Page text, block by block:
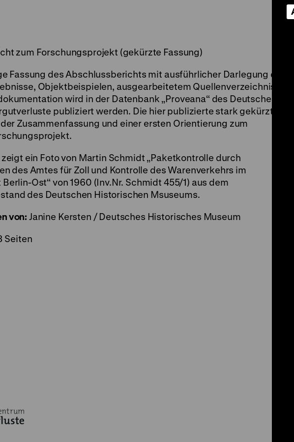
zum Forschungsprojekt (gekürzte Fassung)
Fassung des Abschlussberichts mit ausführlicher Darlegung der
Objektbeispielen, ausgearbeitetem Quellenverzeichnis
wird in der Datenbank „Proveana“ des Deutschen
publiziert werden. Die hier publizierte stark gekürzte
Zusammenfassung und einer ersten Orientierung zum
ein Foto von Martin Schmidt „Paketkontrolle durch
des Amtes für Zoll und Kontrolle des Warenverkehrs im
Ost“ von 1960 (Inv.Nr. Schmidt 455/1) aus dem
des Deutschen Historischen Msuseums.
von:Janine Kersten / Deutsches Historisches Museum
Seiten